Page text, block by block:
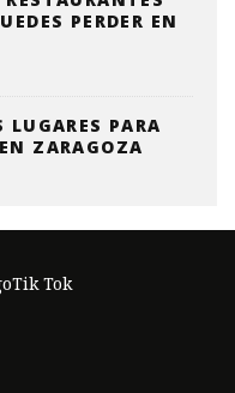
PERDER EN
LUGARES PARA
ZARAGOZA